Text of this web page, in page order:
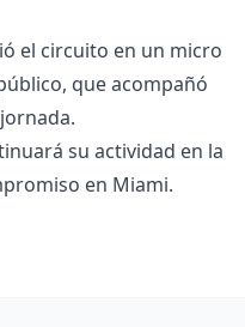
el circuito en un micro
que acompañó
su actividad en la
en Miami.